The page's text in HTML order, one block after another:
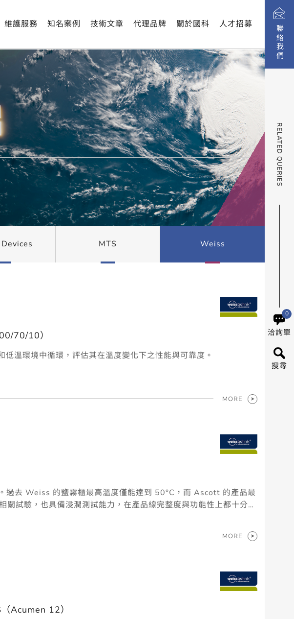
聯絡我們
RELATED QUERIES
0
洽詢單
搜尋
維護服務 知名案例 技術文章 代理品牌 關於國科 人才招募
MTS Weiss
70/10）
溫環境中循環，評估其在溫度變化下之性能與可靠度。
MORE
去 Weiss 的鹽霧櫃最高溫度僅能達到 50°C，而 Ascott 的產品最
試驗，也具備浸潤測試能力，在產品線完整度與功能性上都十分齊
MORE
Acumen 12）